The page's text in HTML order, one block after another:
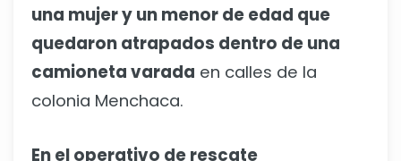
una mujer y un menor de edad que
quedaron atrapados dentro de una
camioneta varada en calles de la
colonia Menchaca.
En el operativo de rescate